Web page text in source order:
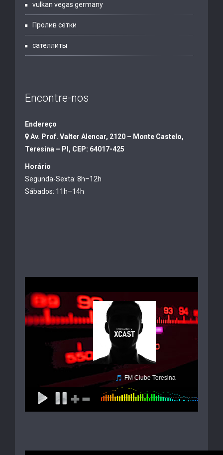
vulkan vegas germany
Пролив сетки
сателлиты
Encontre-nos
Endereço
Av. Prof. Valter Alencar, 2120 – Monte Castelo,
Teresina – PI, CEP: 64017-425
Horário
Segunda-Sexta: 8h–12h
Sábados: 11h–14h